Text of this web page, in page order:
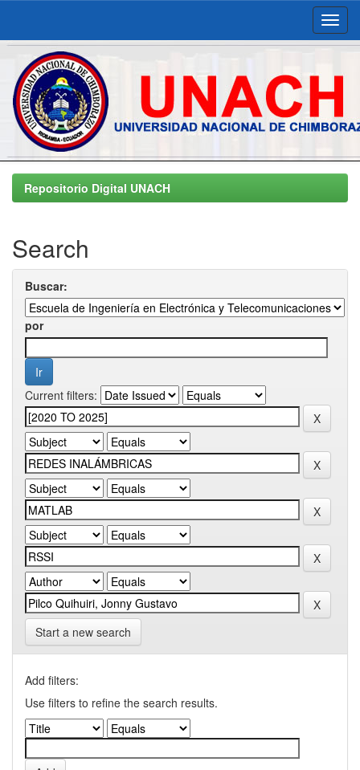
Skip
navigationRepositorio Digital UNACH
Search
Buscar:
por
Current filters:
Start a new search
Add filters:
Use filters to refine the search results.